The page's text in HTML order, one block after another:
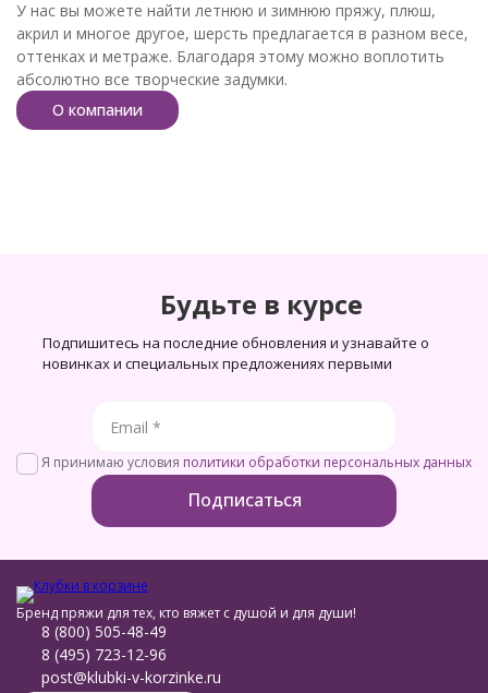
У нас вы можете найти летнюю и зимнюю пряжу, плюш,
акрил и многое другое, шерсть предлагается в разном весе,
оттенках и метраже. Благодаря этому можно воплотить
абсолютно все творческие задумки.
О компании
Будьте в курсе
Подпишитесь на последние обновления и узнавайте о
новинках и специальных предложениях первыми
Я принимаю условия политики обработки персональных данных
Бренд пряжи для тех, кто вяжет с душой и для души!
8 (800) 505-48-49
8 (495) 723-12-96
post@klubki-v-korzinke.ru